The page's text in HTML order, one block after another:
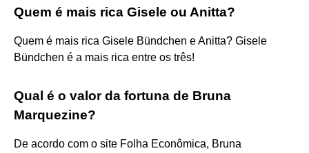
Quem é mais rica Gisele ou Anitta?
Quem é mais rica Gisele Bündchen e Anitta? Gisele
Bündchen é a mais rica entre os três!
Qual é o valor da fortuna de Bruna
Marquezine?
De acordo com o site Folha Econômica, Bruna